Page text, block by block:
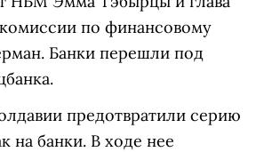
по финансовому
Банки перешли под
предотвратили серию
на банки. В ходе нее